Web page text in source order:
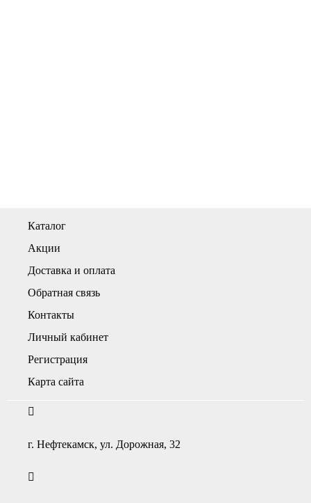
Каталог
Акции
Доставка и оплата
Обратная связь
Контакты
Личный кабинет
Регистрация
Карта сайта
г. Нефтекамск, ул. Дорожная, 32